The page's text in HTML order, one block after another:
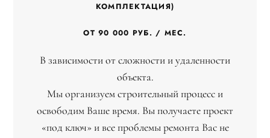
КОМПЛЕКТАЦИЯ)
ОТ 90 000 РУБ. / МЕС.
В зависимости от сложности и удаленности
объекта.
Мы организуем строительный процесс и
освободим Ваше время. Вы получаете проект
«под ключ» и все проблемы ремонта Вас не